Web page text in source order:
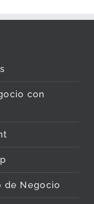
con
de Negocio